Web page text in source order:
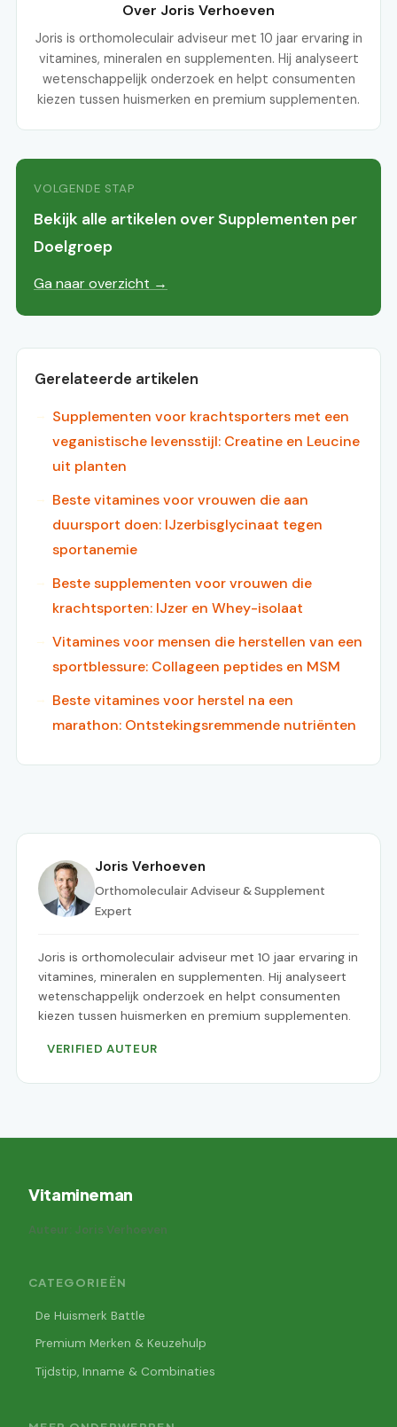
Over Joris Verhoeven
Joris is orthomoleculair adviseur met 10 jaar ervaring in
vitamines, mineralen en supplementen. Hij analyseert
wetenschappelijk onderzoek en helpt consumenten
kiezen tussen huismerken en premium supplementen.
VOLGENDE STAP
Bekijk alle artikelen over Supplementen per
Doelgroep
Ga naar overzicht →
Gerelateerde artikelen
Supplementen voor krachtsporters met een
veganistische levensstijl: Creatine en Leucine
uit planten
Beste vitamines voor vrouwen die aan
duursport doen: IJzerbisglycinaat tegen
sportanemie
Beste supplementen voor vrouwen die
krachtsporten: IJzer en Whey-isolaat
Vitamines voor mensen die herstellen van een
sportblessure: Collageen peptides en MSM
Beste vitamines voor herstel na een
marathon: Ontstekingsremmende nutriënten
Joris Verhoeven
Orthomoleculair Adviseur & Supplement
Expert
Joris is orthomoleculair adviseur met 10 jaar ervaring in
vitamines, mineralen en supplementen. Hij analyseert
wetenschappelijk onderzoek en helpt consumenten
kiezen tussen huismerken en premium supplementen.
VERIFIED AUTEUR
Vitamineman
Auteur: Joris Verhoeven
CATEGORIEËN
De Huismerk Battle
Premium Merken & Keuzehulp
Tijdstip, Inname & Combinaties